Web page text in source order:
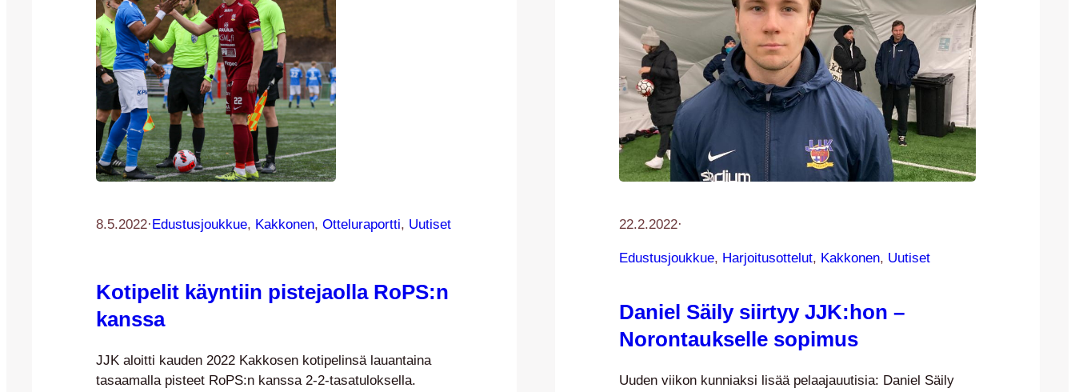
8.5.2022· Edustusjoukkue, Kakkonen, Otteluraportti, Uutiset
Kotipelit käyntiin pistejaolla RoPS:n
kanssa
JJK aloitti kauden 2022 Kakkosen kotipelinsä lauantaina
tasaamalla pisteet RoPS:n kanssa 2-2-tasatuloksella.
22.2.2022·
Edustusjoukkue, Harjoitusottelut, Kakkonen, Uutiset
Daniel Säily siirtyy JJK:hon –
Norontaukselle sopimus
Uuden viikon kunniaksi lisää pelaajauutisia: Daniel Säily